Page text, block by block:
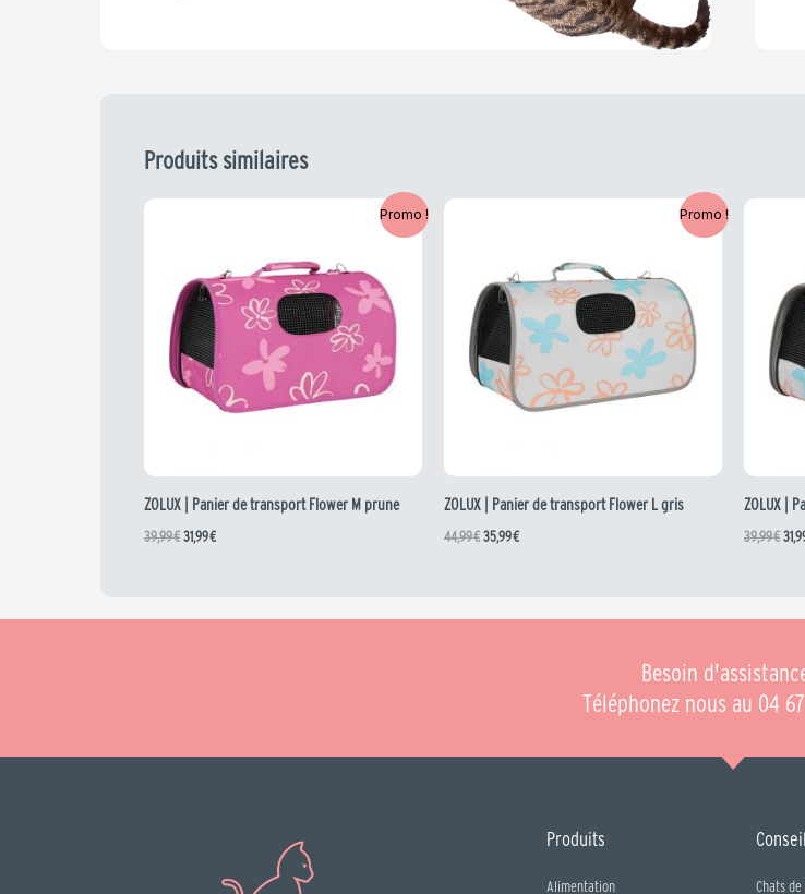
Produits similaires
Promo !
ZOLUX | Panier de transport Flower M prune
39,99€
39,99 €.
31,99€
31,99 €.
Promo !
ZOLUX | Panier de transport Flower L gris
44,99€
44,99 €.
35,99€
35,99 €.
ZOLUX |
39,99€
Besoin
Téléphonez nous au 04
Produits
Alimentation Chats